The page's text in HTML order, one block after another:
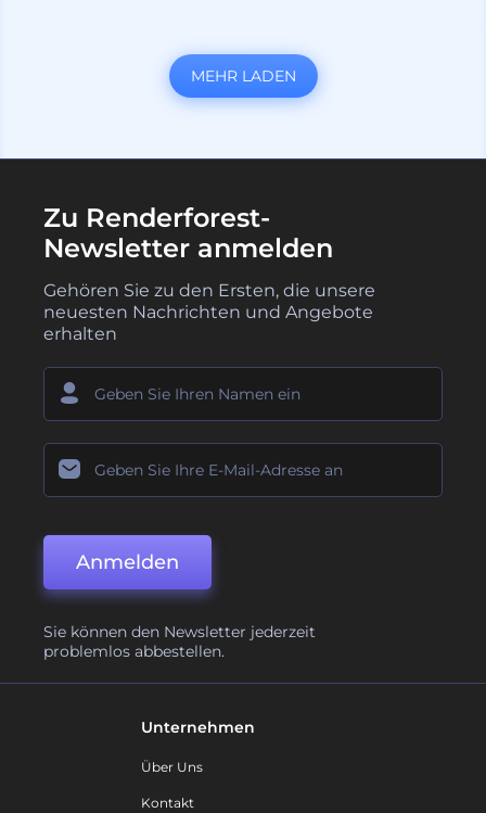
MEHR LADEN
Zu Renderforest-
Newsletter anmelden
Gehören Sie zu den Ersten, die unsere
neuesten Nachrichten und Angebote
erhalten
Anmelden
Sie können den Newsletter jederzeit
problemlos abbestellen.
Unternehmen
Über Uns
Kontakt